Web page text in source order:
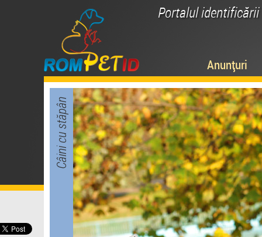
Portalul
Anunțuri
Câini cu stăpân